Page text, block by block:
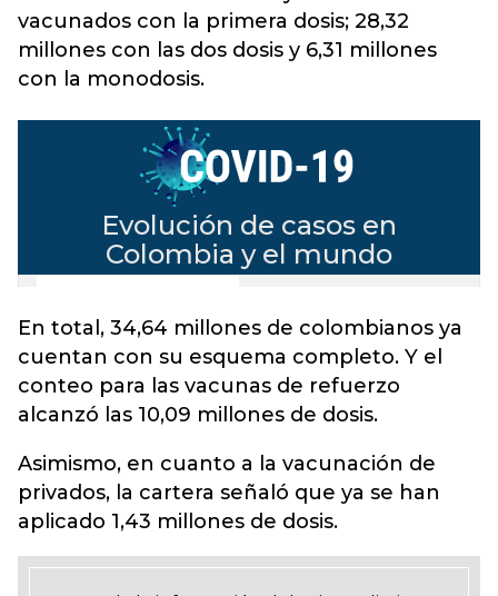
vacunados con la primera dosis; 28,32
millones con las dos dosis y 6,31 millones
con la monodosis.
En total, 34,64 millones de colombianos ya
cuentan con su esquema completo. Y el
conteo para las vacunas de refuerzo
alcanzó las 10,09 millones de dosis.
Asimismo, en cuanto a la vacunación de
privados, la cartera señaló que ya se han
aplicado 1,43 millones de dosis.